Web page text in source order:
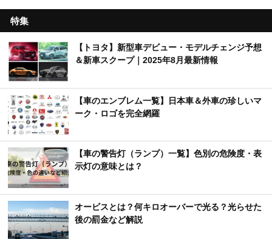
特集
【トヨタ】新型車デビュー・モデルチェンジ予想
＆新車スクープ｜2025年8月最新情報
【車のエンブレム一覧】日本車＆外車の珍しいマ
ーク・ロゴを完全網羅
【車の警告灯（ランプ）一覧】色別の危険度・表
示灯の意味とは？
オービスとは？何キロオーバーで光る？光らせた
後の罰金など解説